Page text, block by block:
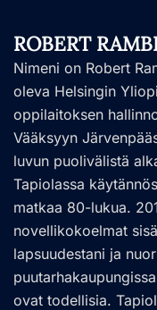
ROBERT
Nimeni on Robert
oleva Helsingin
oppilaitoksen
Vääksyyn
luvun puolivälistä
Tapiolassa
matkaa 80-lukua.
novellikokoelmat
lapsuudestani ja
ovat todellisia.